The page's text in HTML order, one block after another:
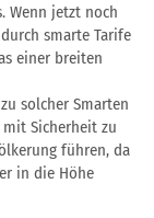
Wenn jetzt noch
smarte Tarife
einer breiten
solcher Smarten
Sicherheit zu
führen, da
in die Höhe